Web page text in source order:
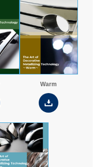
Warm